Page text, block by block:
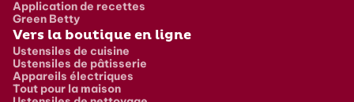
Application de recettes
Green Betty
Vers la boutique en ligne
Ustensiles de cuisine
Ustensiles de pâtisserie
Appareils électriques
Tout pour la maison